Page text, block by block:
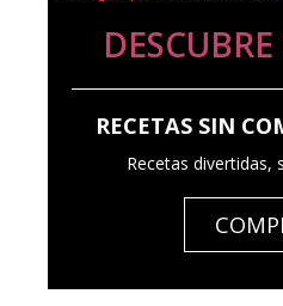
RECETAS SIN
Recetas divertidas,